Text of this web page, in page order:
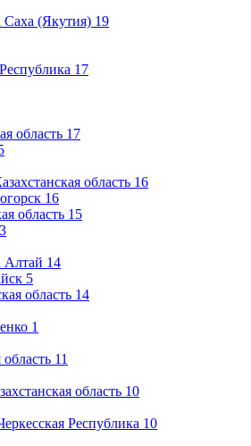
Саха (Якутия) 19
17
область 17
область 16
16
область 15
Алтай 14
5
область 14
1
11
область 10
Республика 10